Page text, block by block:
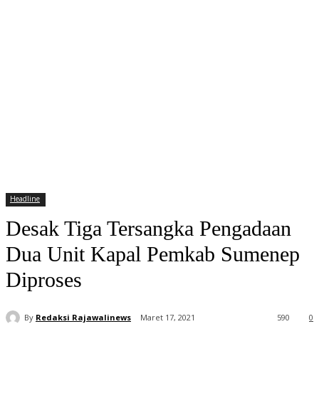
Headline
Desak Tiga Tersangka Pengadaan
Dua Unit Kapal Pemkab Sumenep
Diproses
By Redaksi Rajawalinews Maret 17, 2021 0
590